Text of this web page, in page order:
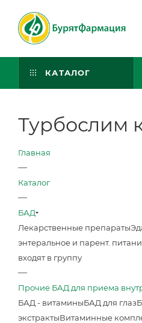
КАТАЛОГ
Турбослим
Главная
—
Каталог
—
БАД
Лекарственные препараты
энтеральное и парент.
входят в группу
—
Прочие БАД для приема
БАД - витаминыБАД для глаз
экстрактыВитаминные